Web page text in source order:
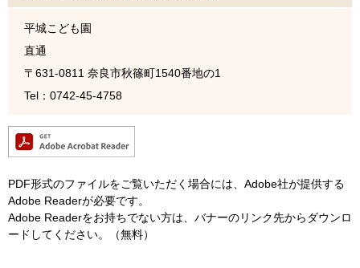
平城こども園
直通
〒631-0811 奈良市秋篠町1540番地の1
Tel：0742-45-4758
PDF形式のファイルをご覧いただく場合には、Adobe社が提供する
Adobe Readerが必要です。
Adobe Readerをお持ちでない方は、バナーのリンク先からダウンロ
ードしてください。（無料）